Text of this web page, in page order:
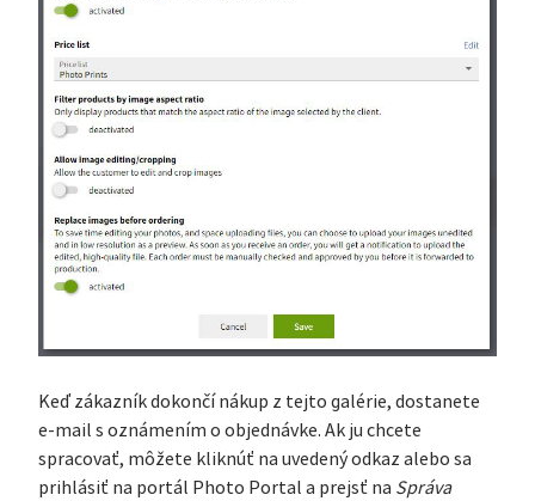
Keď zákazník dokončí nákup z tejto galérie, dostanete
e-mail s oznámením o objednávke. Ak ju chcete
spracovať, môžete kliknúť na uvedený odkaz alebo sa
prihlásiť na portál Photo Portal a prejsť na Správa